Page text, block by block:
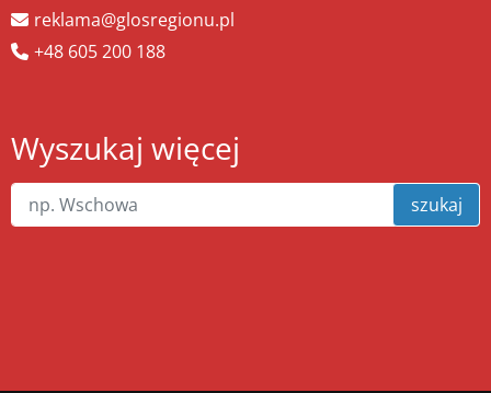
reklama@glosregionu.pl
+48 605 200 188
Wyszukaj więcej
szukaj